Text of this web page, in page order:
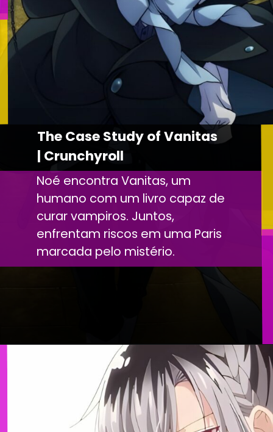
The Case Study of Vanitas
| Crunchyroll
Noé encontra Vanitas, um
humano com um livro capaz de
curar vampiros. Juntos,
enfrentam riscos em uma Paris
marcada pelo mistério.